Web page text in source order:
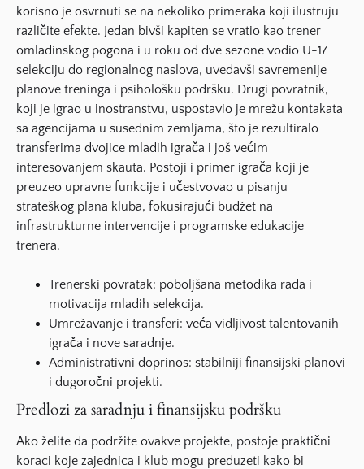
korisno je osvrnuti se na nekoliko primeraka koji ilustruju
različite efekte. Jedan bivši kapiten se vratio kao trener
omladinskog pogona i u roku od dve sezone vodio U-17
selekciju do regionalnog naslova, uvedavši savremenije
planove treninga i psihološku podršku. Drugi povratnik,
koji je igrao u inostranstvu, uspostavio je mrežu kontakata
sa agencijama u susednim zemljama, što je rezultiralo
transferima dvojice mladih igrača i još većim
interesovanjem skauta. Postoji i primer igrača koji je
preuzeo upravne funkcije i učestvovao u pisanju
strateškog plana kluba, fokusirajući budžet na
infrastrukturne intervencije i programske edukacije
trenera.
Trenerski povratak: poboljšana metodika rada i
motivacija mladih selekcija.
Umrežavanje i transferi: veća vidljivost talentovanih
igrača i nove saradnje.
Administrativni doprinos: stabilniji finansijski planovi
i dugoročni projekti.
Predlozi za saradnju i finansijsku podršku
Ako želite da podržite ovakve projekte, postoje praktični
koraci koje zajednica i klub mogu preduzeti kako bi